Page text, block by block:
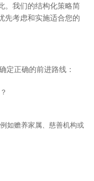
。我们的结构化策略简
先考虑和实施适合您的
定正确的前进路线：
如赡养家属、慈善机构或